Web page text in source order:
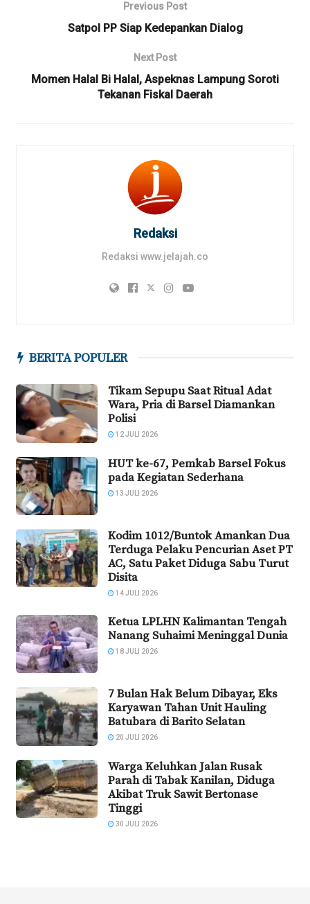
Previous Post
Satpol PP Siap Kedepankan Dialog
Next Post
Momen Halal Bi Halal, Aspeknas Lampung Soroti
Tekanan Fiskal Daerah
Redaksi
Redaksi www.jelajah.co
BERITA POPULER
Tikam Sepupu Saat Ritual Adat
Wara, Pria di Barsel Diamankan
Polisi
12 JULI 2026
HUT ke-67, Pemkab Barsel Fokus
pada Kegiatan Sederhana
13 JULI 2026
Kodim 1012/Buntok Amankan Dua
Terduga Pelaku Pencurian Aset PT
AC, Satu Paket Diduga Sabu Turut
Disita
14 JULI 2026
Ketua LPLHN Kalimantan Tengah
Nanang Suhaimi Meninggal Dunia
18 JULI 2026
7 Bulan Hak Belum Dibayar, Eks
Karyawan Tahan Unit Hauling
Batubara di Barito Selatan
20 JULI 2026
Warga Keluhkan Jalan Rusak
Parah di Tabak Kanilan, Diduga
Akibat Truk Sawit Bertonase
Tinggi
30 JULI 2026